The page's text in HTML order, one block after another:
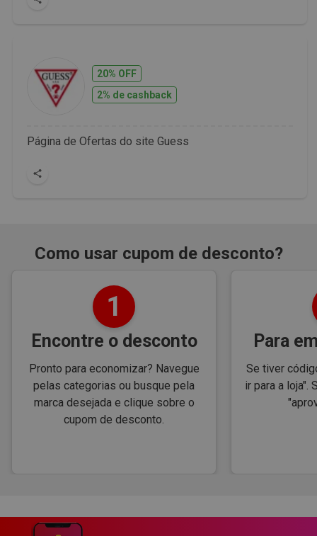
20% OFF
2% de cashback
Página de Ofertas do site Guess
Como usar cupom de desconto?
1
Encontre o desconto
Pronto para economizar? Navegue
pelas categorias ou busque pela
marca desejada e clique sobre o
cupom de desconto.
Para
Se tiver
ir para a loja".